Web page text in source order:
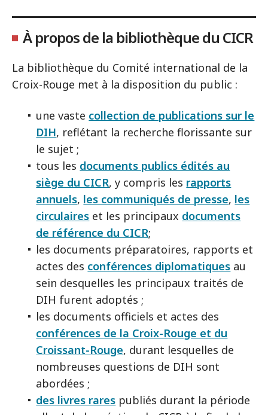
À propos de la bibliothèque du CICR
La bibliothèque du Comité international de la
Croix-Rouge met à la disposition du public :
une vaste collection de publications sur le
DIH, reflétant la recherche florissante sur
le sujet ;
tous les documents publics édités au
siège du CICR, y compris les rapports
annuels, les communiqués de presse, les
circulaires et les principaux documents
de référence du CICR;
les documents préparatoires, rapports et
actes des conférences diplomatiques au
sein desquelles les principaux traités de
DIH furent adoptés ;
les documents officiels et actes des
conférences de la Croix-Rouge et du
Croissant-Rouge, durant lesquelles de
nombreuses questions de DIH sont
abordées ;
des livres rares publiés durant la période